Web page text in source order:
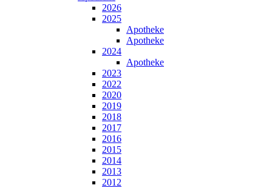
2026
2025
Apotheke
Apotheke
2024
Apotheke
2023
2022
2020
2019
2018
2017
2016
2015
2014
2013
2012